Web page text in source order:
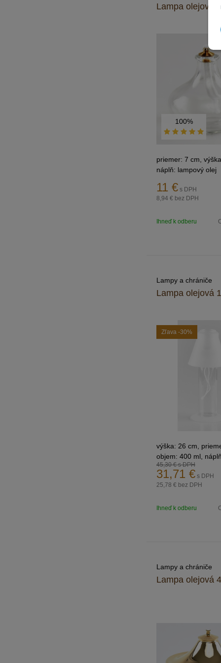
Lampa olejová
100%
priemer: 7 cm,
náplň: lampový olej
11 € s DPH
8,94 € bez DPH
Ihneď k odberu
Lampy a chrániče
Lampa olejová
Zľava -30%
výška: 26 cm,
objem: 400 ml,
olej
45,30 €s DPH
31,71 € s DPH
25,78 € bez DPH
Ihneď k odberu
Lampy a chrániče
Lampa olejová